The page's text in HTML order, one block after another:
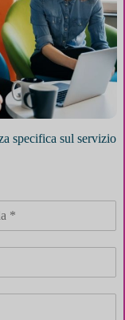
specifica sul servizio